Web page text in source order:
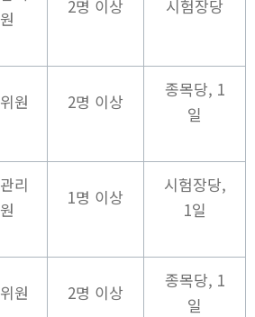
2명 이상 시험장당
원 2명 이상
종목당, 1
일
리
1명 이상
시험장당,
1일
원 2명 이상
종목당, 1
일